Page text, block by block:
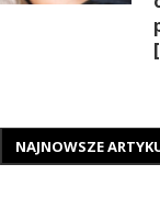
NAJNOWSZE